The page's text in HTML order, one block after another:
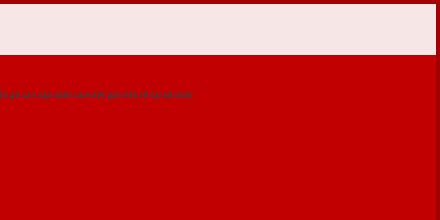
gỗ cao cấp nhất cam kết giá siêu rẻ tại Sài Gòn